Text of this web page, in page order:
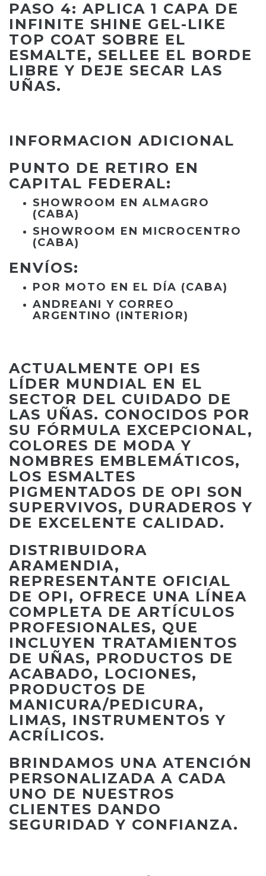
PASO 4: APLICA 1 CAPA DE
INFINITE SHINE GEL-LIKE
TOP COAT SOBRE EL
ESMALTE, SELLEE EL BORDE
LIBRE Y DEJE SECAR LAS
UÑAS.
INFORMACION ADICIONAL
PUNTO DE RETIRO EN
CAPITAL FEDERAL:
SHOWROOM EN ALMAGRO
(CABA)
SHOWROOM EN MICROCENTRO
(CABA)
ENVÍOS:
POR MOTO EN EL DÍA (CABA)
ANDREANI Y CORREO
ARGENTINO (INTERIOR)
ACTUALMENTE OPI ES
LÍDER MUNDIAL EN EL
SECTOR DEL CUIDADO DE
LAS UÑAS. CONOCIDOS POR
SU FÓRMULA EXCEPCIONAL,
COLORES DE MODA Y
NOMBRES EMBLEMÁTICOS,
LOS ESMALTES
PIGMENTADOS DE OPI SON
SUPERVIVOS, DURADEROS Y
DE EXCELENTE CALIDAD.
DISTRIBUIDORA
ARAMENDIA,
REPRESENTANTE OFICIAL
DE OPI, OFRECE UNA LÍNEA
COMPLETA DE ARTÍCULOS
PROFESIONALES, QUE
INCLUYEN TRATAMIENTOS
DE UÑAS, PRODUCTOS DE
ACABADO, LOCIONES,
PRODUCTOS DE
MANICURA/PEDICURA,
LIMAS, INSTRUMENTOS Y
ACRÍLICOS.
BRINDAMOS UNA ATENCIÓN
PERSONALIZADA A CADA
UNO DE NUESTROS
CLIENTES DANDO
SEGURIDAD Y CONFIANZA.